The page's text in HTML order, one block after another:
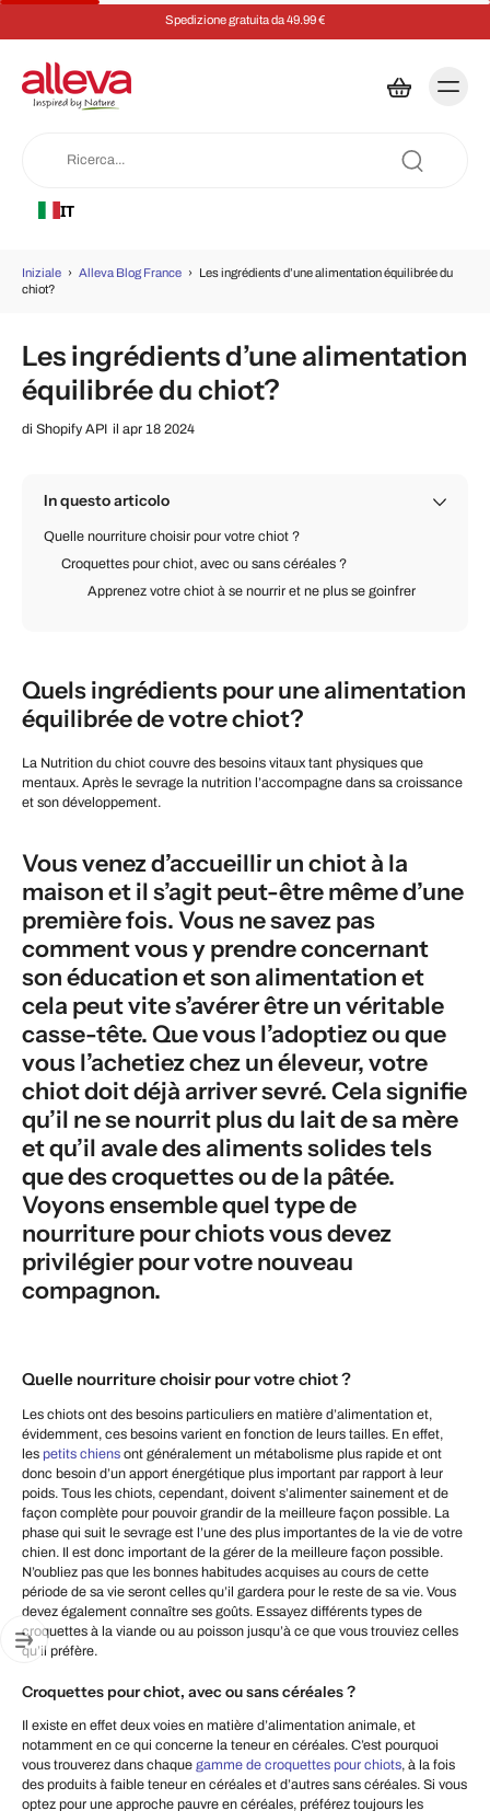
Spedizione gratuita da 49.99 €
IT
Iniziale › Alleva Blog France › Les ingrédients d’une alimentation équilibrée du
chiot?
Les ingrédients d’une alimentation
équilibrée du chiot?
di Shopify API il apr 18 2024
In questo articolo
Quelle nourriture choisir pour votre chiot ?
Croquettes pour chiot, avec ou sans céréales ?
Apprenez votre chiot à se nourrir et ne plus se goinfrer
Quels ingrédients pour une alimentation
équilibrée de votre chiot?
La Nutrition du chiot couvre des besoins vitaux tant physiques que
mentaux. Après le sevrage la nutrition l’accompagne dans sa croissance
et son développement.
Vous venez d’accueillir un chiot à la
maison et il s’agit peut-être même d’une
première fois. Vous ne savez pas
comment vous y prendre concernant
son éducation et son alimentation et
cela peut vite s’avérer être un véritable
casse-tête. Que vous l’adoptiez ou que
vous l’achetiez chez un éleveur, votre
chiot doit déjà arriver sevré. Cela signifie
qu’il ne se nourrit plus du lait de sa mère
et qu’il avale des aliments solides tels
que des croquettes ou de la pâtée.
Voyons ensemble quel type de
nourriture pour chiots vous devez
privilégier pour votre nouveau
compagnon.
Quelle nourriture choisir pour votre chiot ?
Les chiots ont des besoins particuliers en matière d’alimentation et,
évidemment, ces besoins varient en fonction de leurs tailles. En effet,
les petits chiens ont généralement un métabolisme plus rapide et ont
donc besoin d’un apport énergétique plus important par rapport à leur
poids. Tous les chiots, cependant, doivent s’alimenter sainement et de
façon complète pour pouvoir grandir de la meilleure façon possible. La
phase qui suit le sevrage est l’une des plus importantes de la vie de votre
chien. Il est donc important de la gérer de la meilleure façon possible.
N’oubliez pas que les bonnes habitudes acquises au cours de cette
période de sa vie seront celles qu’il gardera pour le reste de sa vie. Vous
devez également connaître ses goûts. Essayez différents types de
croquettes à la viande ou au poisson jusqu’à ce que vous trouviez celles
qu’il préfère.
Croquettes pour chiot, avec ou sans céréales ?
Il existe en effet deux voies en matière d’alimentation animale, et
notamment en ce qui concerne la teneur en céréales. C’est pourquoi
vous trouverez dans chaque gamme de croquettes pour chiots, à la fois
des produits à faible teneur en céréales et d’autres sans céréales. Si vous
optez pour une approche pauvre en céréales, préférez toujours les